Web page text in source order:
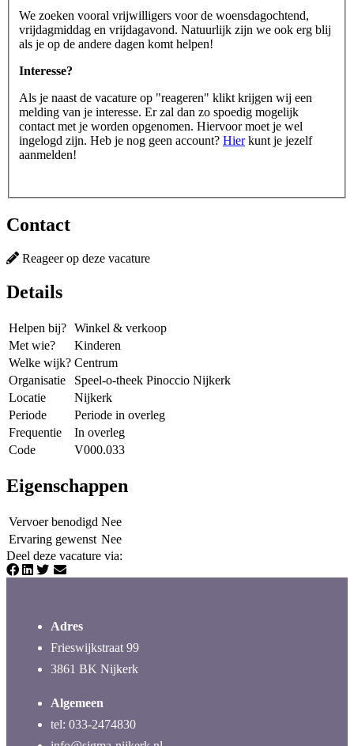
We zoeken vooral vrijwilligers voor de woensdagochtend,
vrijdagmiddag en vrijdagavond. Natuurlijk zijn we ook erg blij
als je op de andere dagen komt helpen!
Interesse?
Als je naast de vacature op "reageren" klikt krijgen wij een
melding van je interesse. Er zal dan zo spoedig mogelijk
contact met je worden opgenomen. Hiervoor moet je wel
ingelogd zijn. Heb je nog geen account? Hierkunt je jezelf
aanmelden!
Contact
Reageer op deze vacature
Details
Helpen bij? Winkel & verkoop
Met wie?
Kinderen
Welke wijk? Centrum
Organisatie
Speel-o-theek Pinoccio Nijkerk
Locatie
Nijkerk
Periode
Periode in overleg
Frequentie
In overleg
Code
V000.033
Eigenschappen
Vervoer benodigd Nee
Ervaring gewenst Nee
Deel deze vacature via:
Adres
Frieswijkstraat 99
3861 BK Nijkerk
Algemeen
tel: 033-2474830